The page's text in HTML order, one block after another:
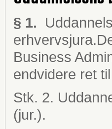
§ 1.
Business
endvidere ret
Stk. 2.
(jur.).